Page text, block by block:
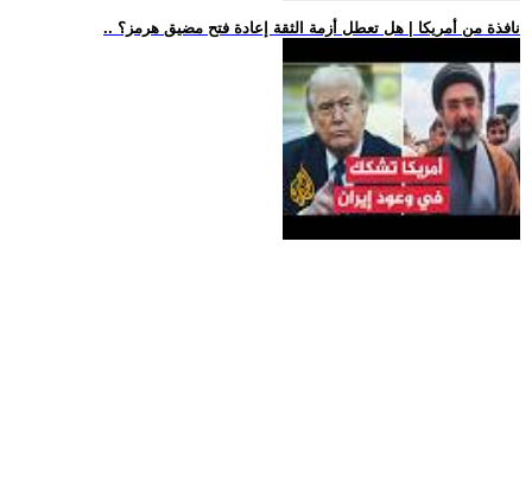
.. نافذة من أمريكا | هل تعطل أزمة الثقة إعادة فتح مضيق هرمز؟